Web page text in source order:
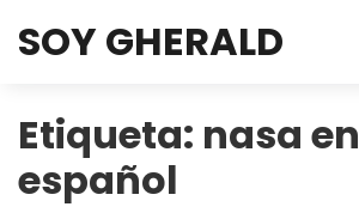
SOY GHERALD
Etiqueta: nasa en
español